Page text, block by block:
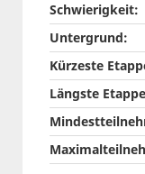
Schwierigkeit:
Untergrund:
Kürzeste
Längste